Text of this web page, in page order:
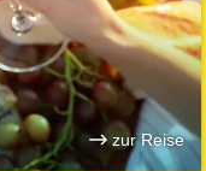
zur Reise